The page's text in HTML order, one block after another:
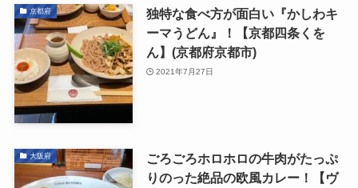
京都府
独特な食べ方が面白い『かしわキ
ーマうどん』！【京都四条くを
ん】(京都府京都市)
2021年7月27日
大阪府
ごろごろホロホロの牛肉がたっぷ
りのった絶品の欧風カレー！【ヴ